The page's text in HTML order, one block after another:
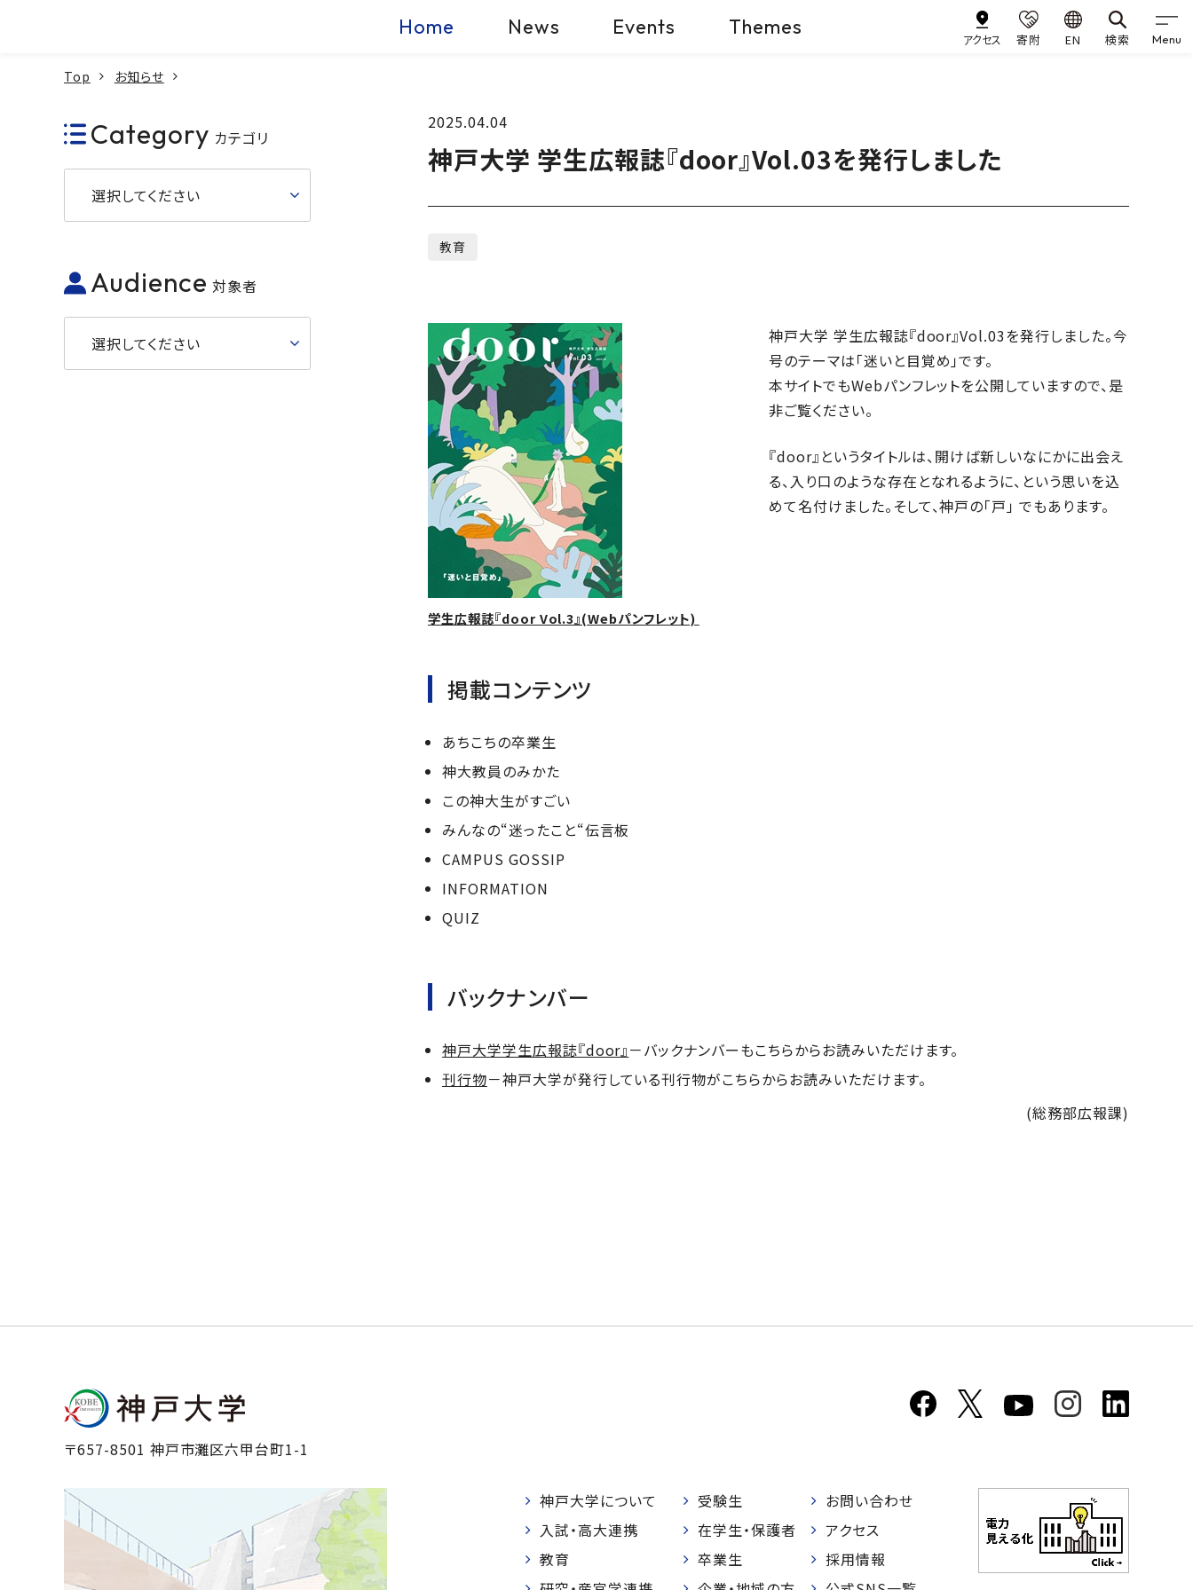
Home News Events Themes
アクセス 寄附 EN 検索 Menu
Top お知らせ
2025.04.04
神戸大学 学生広報誌『door』Vol.03を発行しました
教育
学生広報誌『door Vol.3』(Webパンフレット)
神戸大学 学生広報誌『door』Vol.03を発行しました。今
号のテーマは「迷いと目覚め」です。
本サイトでもWebパンフレットを公開していますので、是
非ご覧ください。
『door』というタイトルは、開けば新しいなにかに出会え
る、入り口のような存在となれるように、という思いを込
めて名付けました。そして、神戸の「戸」 でもあります。
掲載コンテンツ
あちこちの卒業生
神大教員のみかた
この神大生がすごい
みんなの“迷ったこと“伝言板
CAMPUS GOSSIP
INFORMATION
QUIZ
バックナンバー
神戸大学学生広報誌『door』－バックナンバーもこちらからお読みいただけます。
刊行物－神戸大学が発行している刊行物がこちらからお読みいただけます。
(総務部広報課)
Category カテゴリ
選択してください
Audience 対象者
選択してください
〒657-8501 神戸市灘区六甲台町1-1
神戸大学について
入試・高大連携
教育
受験生
在学生・保護者
卒業生
お問い合わせ
アクセス
採用情報